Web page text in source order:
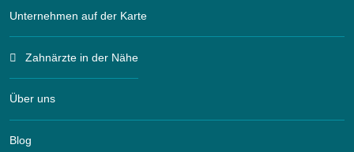
Unternehmen auf der Karte
Zahnärzte in der Nähe
Über uns
Blog